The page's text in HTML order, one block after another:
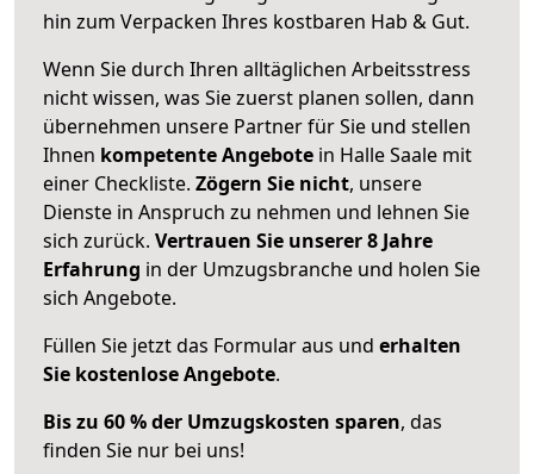
hin zum Verpacken Ihres kostbaren Hab & Gut.
Wenn Sie durch Ihren alltäglichen Arbeitsstress
nicht wissen, was Sie zuerst planen sollen, dann
übernehmen unsere Partner für Sie und stellen
Ihnen kompetente Angebote in Halle Saale mit
einer Checkliste. Zögern Sie nicht, unsere
Dienste in Anspruch zu nehmen und lehnen Sie
sich zurück. Vertrauen Sie unserer 8 Jahre
Erfahrung in der Umzugsbranche und holen Sie
sich Angebote.
Füllen Sie jetzt das Formular aus und erhalten
Sie kostenlose Angebote.
Bis zu 60 % der Umzugskosten sparen, das
finden Sie nur bei uns!